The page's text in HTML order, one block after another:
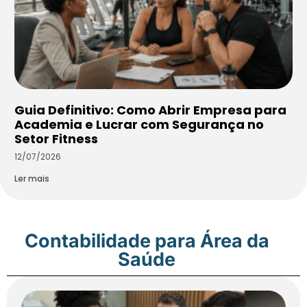
Guia Definitivo: Como Abrir Empresa para
Academia e Lucrar com Segurança no
Setor Fitness
12/07/2026
Ler mais
Contabilidade para Área da
Saúde